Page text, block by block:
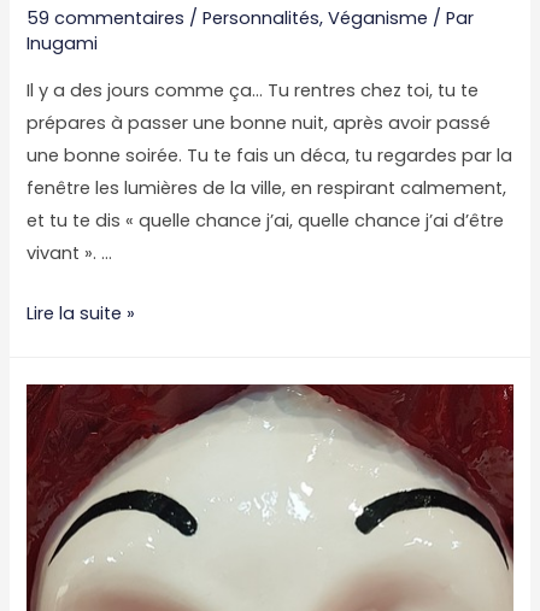
59 commentaires /Personnalités,Véganisme / Par
Inugami
Il y a des jours comme ça… Tu rentres chez toi, tu te
prépares à passer une bonne nuit, après avoir passé
une bonne soirée. Tu te fais un déca, tu regardes par la
fenêtre les lumières de la ville, en respirant calmement,
et tu te dis « quelle chance j’ai, quelle chance j’ai d’être
vivant ». …
Débunkage
le
véganisme,
ou
la
pente
savonneuse
vers
Lire la suite »